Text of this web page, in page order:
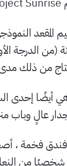
المقعد
(من الدرجة
من ذلك
إحدى
عالٍ وباب
فندق فخمة ،
من